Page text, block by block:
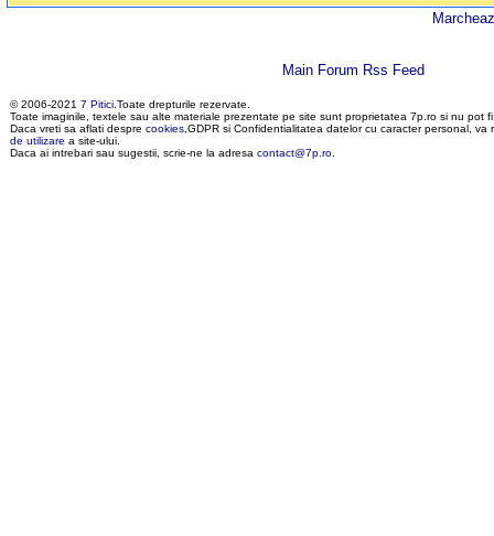
Main Forum Rss Feed
© 2006-20217 Pitici.Toate drepturile rezervate.
Toate imaginile, textele sau alte materiale prezentate pe site sunt proprietatea 7p.ro si nu pot
Daca vreti sa aflati desprecookies,GDPR si Confidentialitatea datelor cu caracter personal,
de utilizare a site-ului.
Daca ai intrebari sau sugestii, scrie-ne la adresacontact@7p.ro.